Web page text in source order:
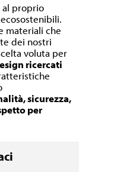
al proprio
materiali che
dei nostri
voluta per
ricercati
sicurezza,
per